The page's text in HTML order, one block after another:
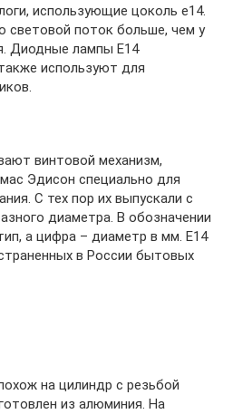
использующие цоколь е14.
световой поток больше, чем у
Диодные лампы E14
используют для
винтовой механизм,
Эдисон специально для
С тех пор их выпускали с
диаметра. В обозначении
а цифра – диаметр в мм. Е14
в России бытовых
на цилиндр с резьбой
из алюминия. На